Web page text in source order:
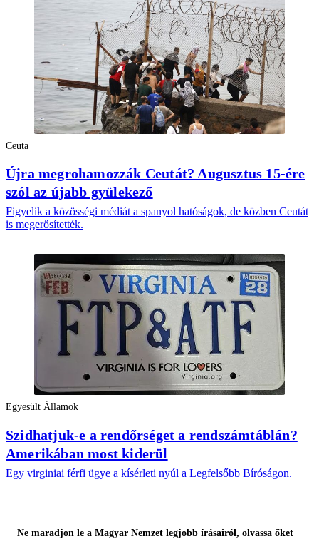
Ceuta
Újra megrohamozzák Ceutát? Augusztus 15-ére
szól az újabb gyülekező
Figyelik a közösségi médiát a spanyol hatóságok, de közben Ceutát
is megerősítették.
Egyesült Államok
Szidhatjuk-e a rendőrséget a rendszámtáblán?
Amerikában most kiderül
Egy virginiai férfi ügye a kísérleti nyúl a Legfelsőbb Bíróságon.
Ne maradjon le a Magyar Nemzet legjobb írásairól, olvassa őket